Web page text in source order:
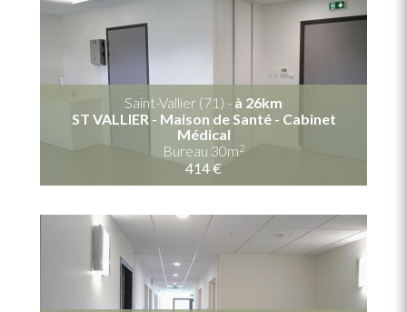
Saint-Vallier (71) - à 26km
ST VALLIER - Maison de Santé - Cabinet
Médical
Bureau 30m2
414 €